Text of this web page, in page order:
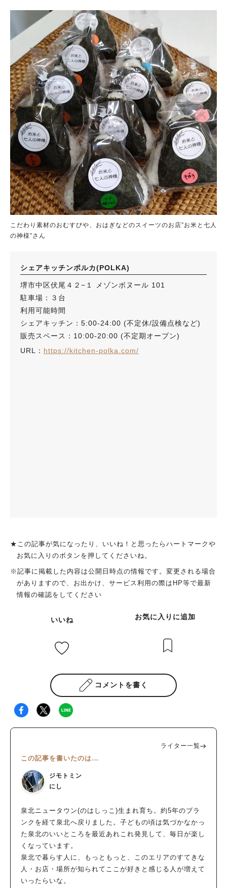
こだわり素材のおむすびや、おはぎなどのスイーツのお店”お米と七人
の神様”さん
シェアキッチンポルカ(POLKA)
堺市中区伏尾４２−１ メゾンボヌール 101
駐車場：３台
利用可能時間
シェアキッチン：5:00-24:00 (不定休/設備点検など)
販売スペース：10:00-20:00 (不定期オープン)
URL： https://kitchen-polka.com/
★この記事が気になったり、いいね！と思ったらハートマークや
お気に入りのボタンを押してくださいね。
※記事に掲載した内容は公開日時点の情報です。変更される場合
がありますので、お出かけ、サービス利用の際はHP等で最新
情報の確認をしてください
いいね お気に入りに追加
コメントを書く
ライター一覧
この記事を書いたのは…
ジモトミン
にし
泉北ニュータウン(のはしっこ)生まれ育ち。約5年のブラ
ンクを経て泉北へ戻りました。子どもの頃は気づかなかっ
た泉北のいいところを最近あれこれ発見して、毎日が楽し
くなっています。
泉北で暮らす人に、もっともっと、このエリアのすてきな
人・お店・場所が知られてここが好きと感じる人が増えて
いったらいな。
人気のキーワード
#泉ヶ丘駅#栂・美木多駅
#あなたはどっち？